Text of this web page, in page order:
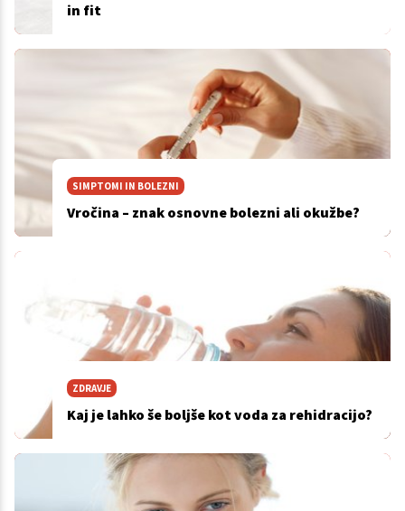
in fit
SIMPTOMI IN BOLEZNI
Vročina – znak osnovne bolezni ali okužbe?
ZDRAVJE
Kaj je lahko še boljše kot voda za rehidracijo?